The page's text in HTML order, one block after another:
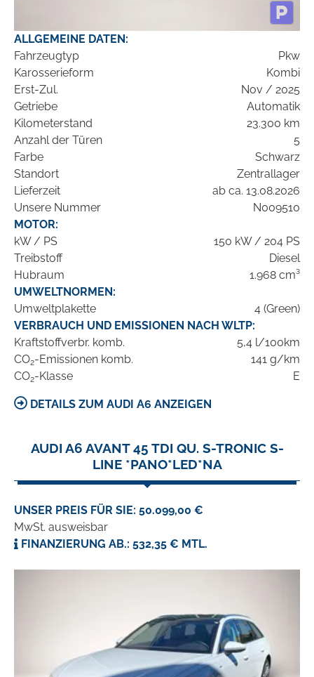
ALLGEMEINE DATEN:
Fahrzeugtyp
Pkw
Karosserieform
Kombi
Erst-Zul.
Nov / 2025
Getriebe
Automatik
Kilometerstand
23.300 km
Anzahl der Türen
5
Farbe
Schwarz
Standort
Zentrallager
Lieferzeit
ab ca. 13.08.2026
Unsere Nummer
N009510
MOTOR:
kW / PS
150 kW / 204 PS
Treibstoff
Diesel
Hubraum
1.968 cm³
UMWELTNORMEN:
Umweltplakette
4 (Green)
VERBRAUCH UND EMISSIONEN NACH WLTP:
Kraftstoffverbr. komb.
5,4 l/100km
CO2-Emissionen komb.
141 g/km
CO2-Klasse E
DETAILS ZUM AUDI A6 ANZEIGEN
AUDI A6 AVANT 45 TDI QU. S-TRONIC S-
LINE *PANO*LED*NA
UNSER PREIS FÜR SIE: 50.099,00 €
MwSt. ausweisbar
FINANZIERUNG AB.: 532,35 € MTL.